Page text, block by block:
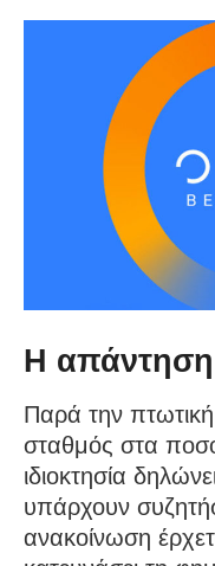
Η απάντηση
Παρά την
σταθμός στα
ιδιοκτησία
υπάρχουν
ανακοίνωση